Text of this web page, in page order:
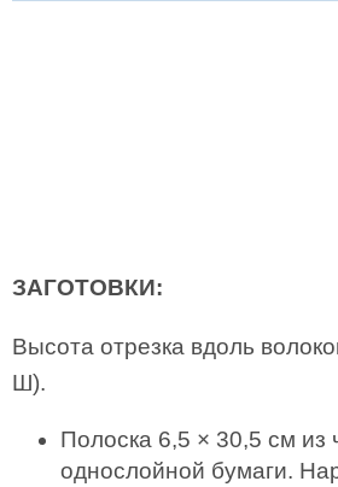
ЗАГОТОВКИ:
Высота отрезка вдоль
Ш).
Полоска 6,5 × 30,5 см из
однослойной бумаги.